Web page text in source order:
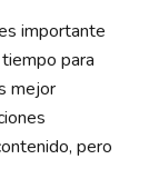
importante
para
mejor
pero